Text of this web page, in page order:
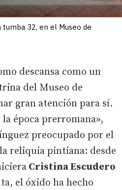
32, en el Museo de
descansa como un
del Museo de
gran atención para sí.
época prerromana»,
preocupado por el
reliquia pintiana: desde
Cristina Escudero
el óxido ha hecho